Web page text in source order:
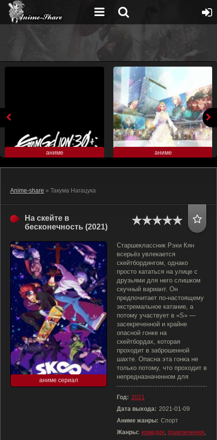
аниме аниме
Anime-share » Такума Нагацука
На скейте в
бесконечность (2021)
аниме сериал
Старшеклассник Рэки Кян
всерьёз увлекается
скейтбордингом, однако
просто кататься на улице с
друзьями для него слишком
скучный вариант. Он
предпочитает по-настоящему
экстремальное катание, а
потому участвует в «S» —
засекреченной и крайне
опасной гонке на
скейтбордах, которая
проходит в заброшенной
шахте. Опасна эта гонка не
только потому, что проходит в
непредназначенном для
Год: 2021
Дата выхода: 2021-01-09
Аниме жанры: Спорт
Жанры: комедия, приключения,